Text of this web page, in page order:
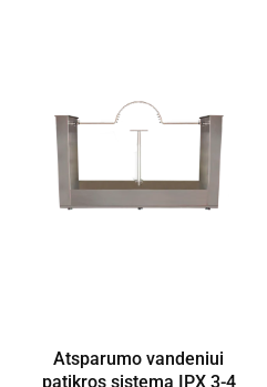
Atsparumo vandeniui
patikros sistema IPX 3-4